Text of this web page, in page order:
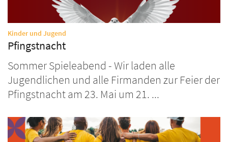
Kinder und Jugend
Pfingstnacht
Sommer Spieleabend - Wir laden alle
Jugendlichen und alle Firmanden zur Feier der
Pfingstnacht am 23. Mai um 21. ...